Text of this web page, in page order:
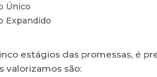
Único
Expandido
estágios das promessas, é
valorizamos são: